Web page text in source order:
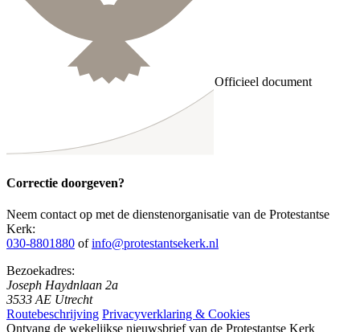
Officieel document
Correctie doorgeven?
Neem contact op met de dienstenorganisatie van de Protestantse
Kerk:
030-8801880 ofinfo@protestantsekerk.nl
Bezoekadres:
Joseph Haydnlaan 2a
3533 AE Utrecht
Routebeschrijving Privacyverklaring & Cookies
Ontvang de wekelijkse nieuwsbrief van de Protestantse Kerk